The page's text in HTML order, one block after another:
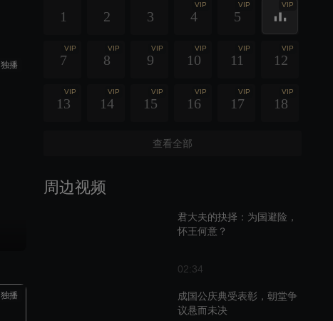
1 2 3
VIP
4
VIP
5
VIP
VIP
7
VIP
8
VIP
9
VIP
10
VIP
11
VIP
12
VIP
13
VIP
14
VIP
15
VIP
16
VIP
17
VIP
18
查看全部
周边视频
君大夫的抉择：为国避险，
怀王何意？
02:34
成国公庆典受表彰，朝堂争
议悬而未决
独播
独播